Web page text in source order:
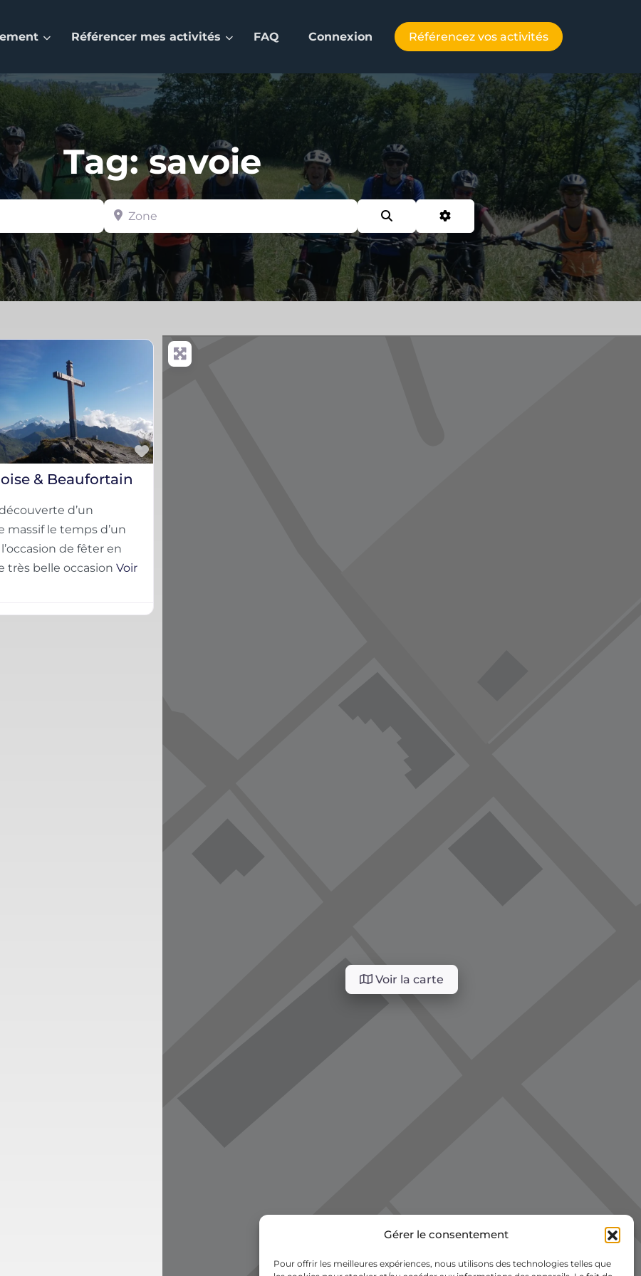
Gérer le consentement
Pour offrir les meilleures expériences, nous utilisons des technologies telles que
Référencer mes activités FAQ Connexion Référencez vos activités
Tag: savoie
Zone Advanced Filters
Favorite
& Beaufortain
d’un
massif le temps d’un
de fêter en
très belle occasion Voir
Voir la carte